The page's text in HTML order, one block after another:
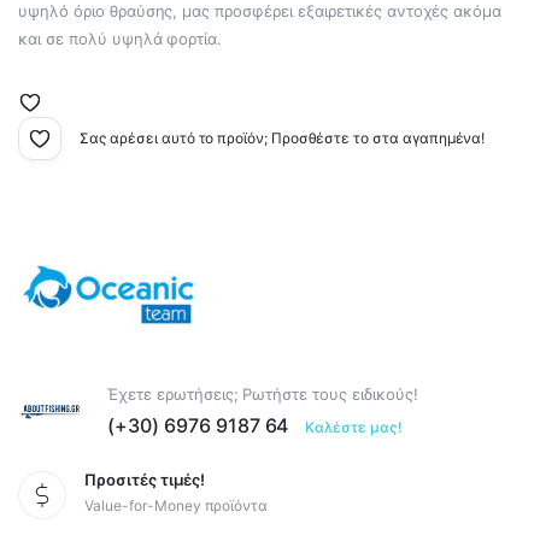
υψηλό όριο θραύσης, μας προσφέρει εξαιρετικές αντοχές ακόμα
και σε πολύ υψηλά φορτία.
Σας αρέσει αυτό το προϊόν; Προσθέστε το στα αγαπημένα!
Έχετε ερωτήσεις; Ρωτήστε τους ειδικούς!
(+30) 6976 9187 64 Καλέστε μας!
Προσιτές τιμές!
Value-for-Money προϊόντα